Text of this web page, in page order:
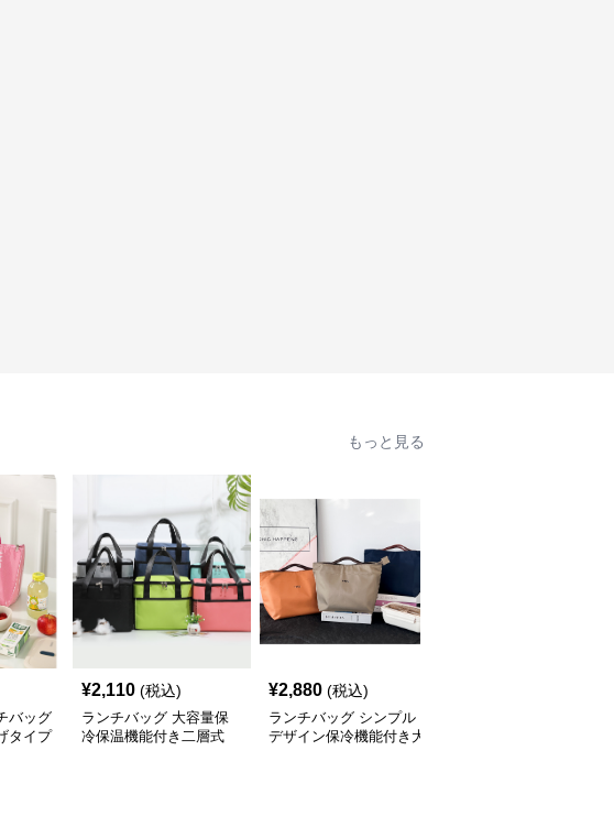
もっと見る
バッグ
タイプ
¥2,110 (税込)
ランチバッグ 大容量保
冷保温機能付き二層式
¥2,880 (税込)
ランチバッグ シンプル
デザイン保冷機能付き大